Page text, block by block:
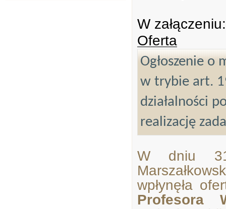
W załączeniu:
Oferta
Ogłoszenie o
w trybie art.
działalności
realizację
W dniu
wpłynęła
Profesora